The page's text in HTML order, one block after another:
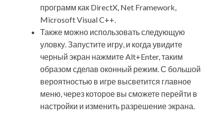
программ как DirectX, Net Framework,
Microsoft Visual C++.
Также можно использовать следующую
уловку. Запустите игру, и когда увидите
черный экран нажмите Alt+Enter, таким
образом сделав оконный режим. С большой
вероятностью в игре высветится главное
меню, через которое вы сможете перейти в
настройки и изменить разрешение экрана.